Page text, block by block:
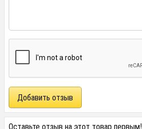
Оставьте отзыв на этот товар первым!